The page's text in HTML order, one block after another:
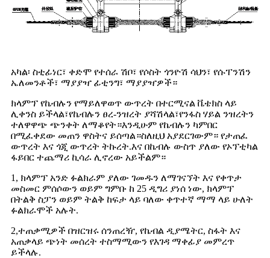
አካል፡ ስቲፊነር፣ ቀድሞ የተሰራ ሽቦ፣ የሶስት ጎንዮሽ ሳህን፣ የሱፐንሽን
ኤለመንቶች፣ ማያያዣ ፊቲንግ፣ ማያያዣዎች።
ክላምፕ የኬብሉን የማይለዋወጥ ውጥረት በተርሚናል ቬቴክስ ላይ
ሊቀንስ ይችላል፣የኬብሉን ፀረ-ንዝረት ያሻሽላል፣የንፋስ ሃይል ንዝረትን
ተለዋዋጭ ጭንቀት ለማቆየት።እንዲሁም የኬብሉን ካምበር
በሚፈቀደው መጠን ዋስትና ይሰጣል።ስለዚህ አያደርገውም። የታጠፈ
ውጥረት እና ጎጂ ውጥረት ትኩረት.እና በኬብሉ ውስጥ ያለው የኦፕቲካል
ፋይበር ተጨማሪ ኪሳራ ሊኖረው አይችልም።
1, ክላምፕ አንድ ፉልክራም ያለው ገመዱን ለማገናኘት እና የቀጥታ
መስመር ምሰሶውን ወይም ግምቡ ከ 25 ዲግሪ ያነሰ ነው, ክላምፕ
በትልቅ ስፓን ወይም ትልቅ ከፍታ ላይ ባለው ቀጥተኛ ማማ ላይ ሁለት
ፉልክራሞች አሉት.
2,ተጠቃሚዎች በዝርዝሩ ሰንጠረዥ, የኬብል ዲያሜትር, ስፋት እና
አጠቃላይ ጭነት መሰረት ተስማሚውን የእገዳ ማቀፊያ መምረጥ
ይችላሉ.